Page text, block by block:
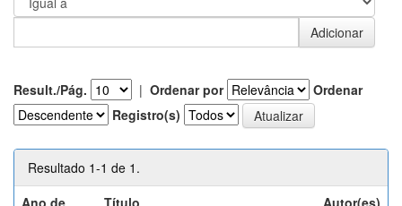
Result./Pág. | Ordenar por
Ordenar
Registro(s)
Resultado 1-1 de 1.
Ano de
Título Autor(es)